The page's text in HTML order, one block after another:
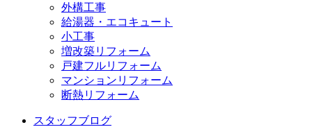
外構工事
給湯器・エコキュート
小工事
増改築リフォーム
戸建フルリフォーム
マンションリフォーム
断熱リフォーム
スタッフブログ